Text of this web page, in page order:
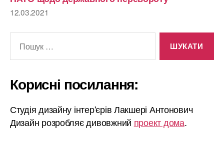
12.03.2021
Корисні посилання:
Студія дизайну інтер'єрів Лакшері Антонович
Дизайн розробляє дивовжний проект дома.